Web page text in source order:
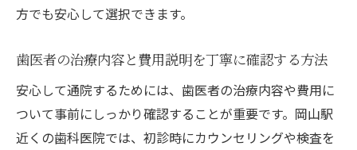
方でも安心して選択できます。
歯医者の治療内容と費用説明を丁寧に確認する方法
安心して通院するためには、歯医者の治療内容や費用に
ついて事前にしっかり確認することが重要です。岡山駅
近くの歯科医院では、初診時にカウンセリングや検査を